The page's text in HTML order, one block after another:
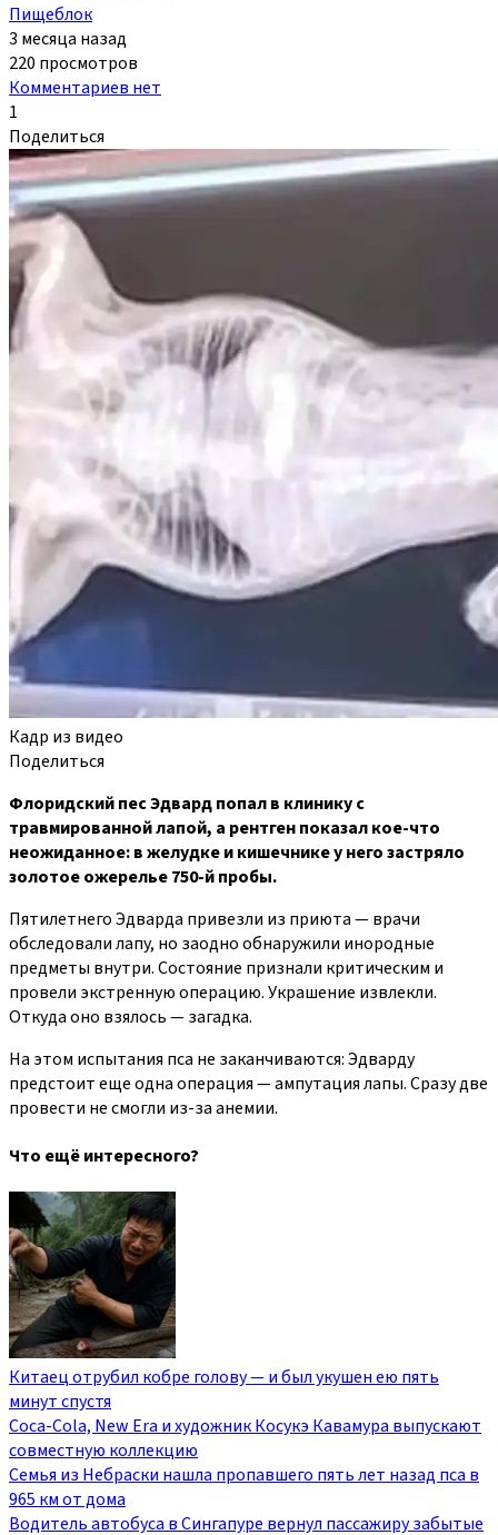
Пищеблок
3 месяца назад
220 просмотров
Комментариев нет
1
Поделиться
Кадр из видео
Поделиться
Флоридский пес Эдвард попал в клинику с
травмированной лапой, а рентген показал кое-что
неожиданное: в желудке и кишечнике у него застряло
золотое ожерелье 750-й пробы.
Пятилетнего Эдварда привезли из приюта — врачи
обследовали лапу, но заодно обнаружили инородные
предметы внутри. Состояние признали критическим и
провели экстренную операцию. Украшение извлекли.
Откуда оно взялось — загадка.
На этом испытания пса не заканчиваются: Эдварду
предстоит еще одна операция — ампутация лапы. Сразу две
провести не смогли из-за анемии.
Что ещё интересного?
Китаец отрубил кобре голову — и был укушен ею пять
минут спустя
Coca-Cola, New Era и художник Косукэ Кавамура выпускают
совместную коллекцию
Семья из Небраски нашла пропавшего пять лет назад пса в
965 км от дома
Водитель автобуса в Сингапуре вернул пассажиру забытые